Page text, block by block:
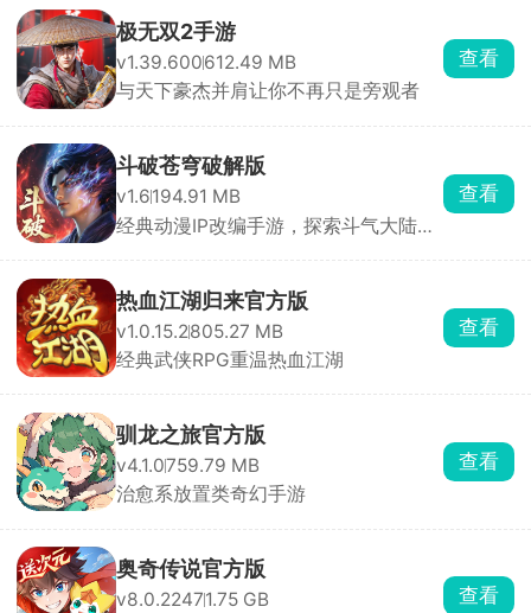
极无双2手游
v1.39.600612.49 MB
与天下豪杰并肩让你不再只是旁观者
查看
斗破苍穹破解版
v1.6194.91 MB
经典动漫IP改编手游，探索斗气大陆世
查看
热血江湖归来官方版
v1.0.15.2805.27 MB
经典武侠RPG重温热血江湖
查看
驯龙之旅官方版
v4.1.0759.79 MB
治愈系放置类奇幻手游
查看
奥奇传说官方版
v8.0.22471.75 GB
查看